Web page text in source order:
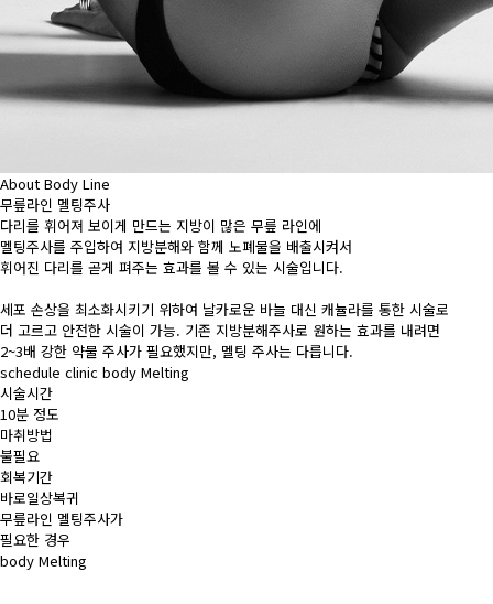
About Body Line
무릎라인 멜팅주사
다리를 휘어져 보이게 만드는 지방이 많은 무릎 라인에
멜팅주사를 주입하여 지방분해와 함께 노폐물을 배출시켜서
휘어진 다리를 곧게 펴주는 효과를 볼 수 있는 시술입니다.
세포 손상을 최소화시키기 위하여 날카로운 바늘 대신 캐뉼라를 통한 시술로
더 고르고 안전한 시술이 가능. 기존 지방분해주사로 원하는 효과를 내려면
2~3배 강한 약물 주사가 필요했지만, 멜팅 주사는 다릅니다.
schedule clinic body Melting
시술시간
10분 정도
마취방법
불필요
회복기간
바로일상복귀
무릎라인 멜팅주사가
필요한 경우
body Melting